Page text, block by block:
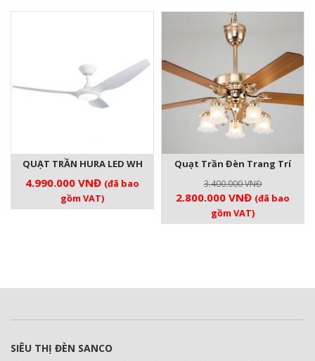
QUẠT TRẦN HURA LED WH
4.990.000 VNĐ (đã bao
gồm VAT)
Quạt Trần Đèn Trang Trí
3.400.000VNĐ
Giá
là:
2.800.000 VNĐGiá
hiện
tại
(đã bao
gồm VAT)
SIÊU THỊ ĐÈN SANCO